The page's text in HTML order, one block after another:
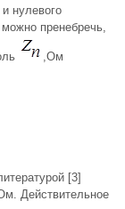
нулевого
пренебречь,
,Ом
[3]
Действительное